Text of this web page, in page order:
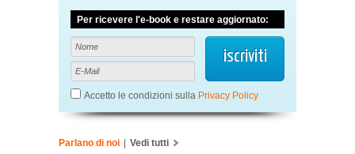
Per ricevere l'e-book e restare aggiornato:
Accetto le condizioni sulla Privacy Policy
Parlano di noi | Vedi tutti